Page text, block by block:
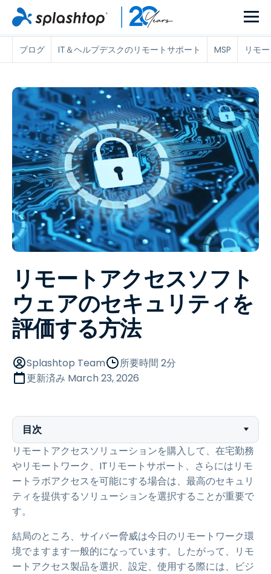
ブログ IT＆ヘルプデスクのリモートサポート MSP リモ
リモートアクセスソフト
ウェアのセキュリティを
評価する方法
Splashtop Team
所要時間 2分
更新済み March 23, 2026
目次
リモートアクセスソリューションを購入して、在宅勤務
やリモートワーク、ITリモートサポート、さらにはリモ
ートラボアクセスを可能にする場合は、最高のセキュリ
ティを提供するソリューションを選択することが重要で
す。
結局のところ、サイバー脅威は今日のリモートワーク環
境でますます一般的になっています。したがって、リモ
ートアクセス製品を選択、設定、使用する際には、ビジ